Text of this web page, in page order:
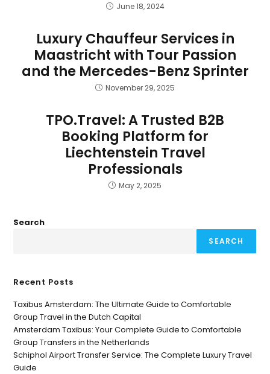
June 18, 2024
Luxury Chauffeur Services in
Maastricht with Tour Passion
and the Mercedes-Benz Sprinter
November 29, 2025
TPO.Travel: A Trusted B2B
Booking Platform for
Liechtenstein Travel
Professionals
May 2, 2025
Search
SEARCH
Recent Posts
Taxibus Amsterdam: The Ultimate Guide to Comfortable
Group Travel in the Dutch Capital
Amsterdam Taxibus: Your Complete Guide to Comfortable
Group Transfers in the Netherlands
Schiphol Airport Transfer Service: The Complete Luxury Travel
Guide